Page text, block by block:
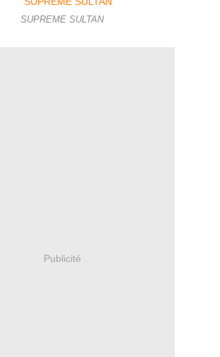
SUPREME SULTAN
Publicité